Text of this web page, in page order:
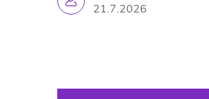
21.7.2026